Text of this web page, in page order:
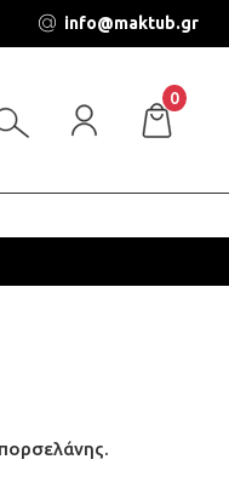
info@maktub.gr
0